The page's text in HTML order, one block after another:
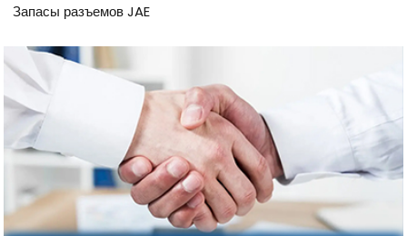
Запасы разъемов JAE